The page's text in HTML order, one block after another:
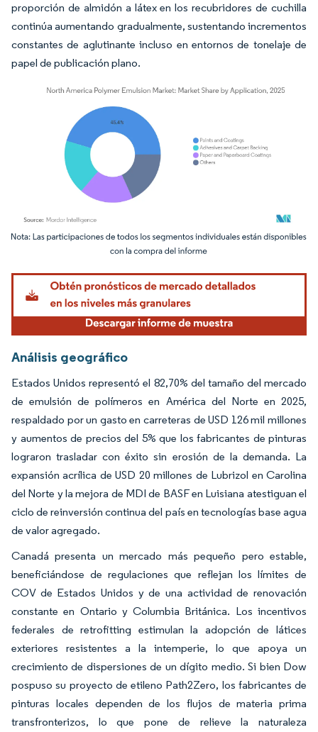
proporción de almidón a látex en los recubridores de cuchilla
continúa aumentando gradualmente, sustentando incrementos
constantes de aglutinante incluso en entornos de tonelaje de
papel de publicación plano.
Imagen © Mordor Intelligence. El uso requiere atribución según CC BY 4.0.
Análisis geográfico
Estados Unidos representó el 82,70% del tamaño del mercado
de emulsión de polímeros en América del Norte en 2025,
respaldado por un gasto en carreteras de USD 126 mil millones
y aumentos de precios del 5% que los fabricantes de pinturas
lograron trasladar con éxito sin erosión de la demanda. La
expansión acrílica de USD 20 millones de Lubrizol en Carolina
del Norte y la mejora de MDI de BASF en Luisiana atestiguan el
ciclo de reinversión continua del país en tecnologías base agua
de valor agregado.
Canadá presenta un mercado más pequeño pero estable,
beneficiándose de regulaciones que reflejan los límites de
COV de Estados Unidos y de una actividad de renovación
constante en Ontario y Columbia Británica. Los incentivos
federales de retrofitting estimulan la adopción de látices
exteriores resistentes a la intemperie, lo que apoya un
crecimiento de dispersiones de un dígito medio. Si bien Dow
pospuso su proyecto de etileno Path2Zero, los fabricantes de
pinturas locales dependen de los flujos de materia prima
transfronterizos, lo que pone de relieve la naturaleza